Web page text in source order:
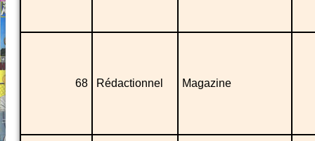
68 Rédactionnel Magazine